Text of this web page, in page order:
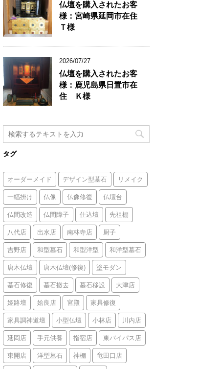
仏壇を購入されたお客
様：宮崎県延岡市在住
Ｔ様
2026/07/27
仏壇を購入されたお客
様：鹿児島県日置市在
住 Ｋ様
タグ
オーダーメイド デザイン型墓石 リメイク
一幅掛け 仏像 仏像修復 仏壇台
仏間改造 仏間障子 仕込壇 先祖棚
八代店 出水店 南林寺店 厨子
吉野店 和型墓石 和型洋型 和洋型墓石
唐木仏壇 唐木仏壇(修復) 塗モダン
墓石修復 墓石撤去 墓石移設 大津店
姫路壇 姶良店 宮殿 家具修復
家具調神道壇 小型仏壇 小林店 川内店
延岡店 手元供養 指宿店 東バイパス店
東開店 洋型墓石 神棚 竜田口店